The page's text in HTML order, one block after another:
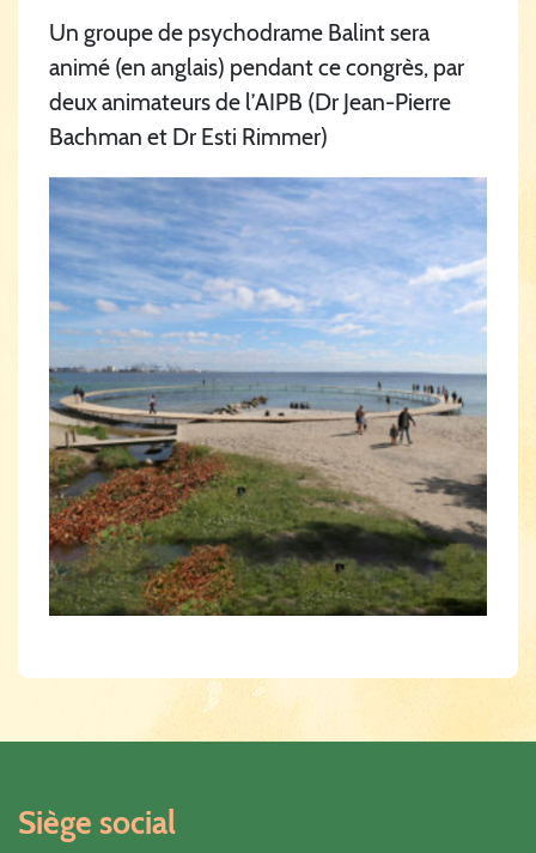
Un groupe de psychodrame Balint sera
animé (en anglais) pendant ce congrès, par
deux animateurs de l’AIPB (Dr Jean-Pierre
Bachman et Dr Esti Rimmer)
Siège social